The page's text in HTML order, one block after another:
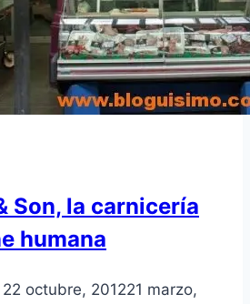
Son, la carnicerí­a
humana
22 octubre, 201221 marzo,